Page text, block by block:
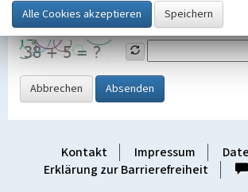
SicherheitsabfrageTragen Sie unten das
Grafik ein
Abbrechen Absenden
Kontakt Impressum
Erklärung zur Barrierefreiheit